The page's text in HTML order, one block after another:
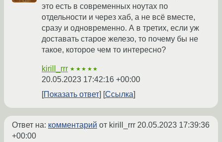
это есть в современных ноутах по
отдельности и через хаб, а не всё вместе,
сразу и одновременно. А в третих, если уж
доставать старое железо, то почему бы не
такое, которое чем то интересно?
kirill_rrr ★★★★★
20.05.2023 17:42:16 +00:00
Показать ответ
Ссылка
Ответ на: комментарий от kirill_rrr 20.05.2023 17:39:36
+00:00